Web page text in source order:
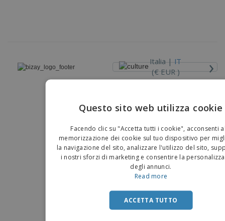
Italia |IT
(€ EUR )
›
Copyright © 2026 - BIZAY . Tutti i diritti riservati.
Questo sito web utilizza cookie
Facendo clic su "Accetta tutti i cookie", acconsenti
memorizzazione dei cookie sul tuo dispositivo per
la navigazione del sito, analizzare l'utilizzo del sito,
i nostri sforzi di marketing e consentire la
degli annunci.
Read more
ACCETTA TUTTO